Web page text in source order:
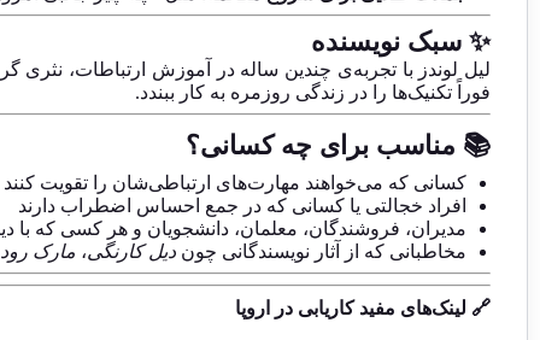
✨ سبک نویسنده
لیل لوندز با تجربه‌ی چندین ساله در آموزش ارتباطات، نثری
فوراً تکنیک‌ها را در زندگی روزمره به کار ببندد.
📚 مناسب برای چه کسانی؟
کسانی که می‌خواهند مهارت‌های ارتباطی‌شان را تقویت کنند
افراد خجالتی یا کسانی که در جمع احساس اضطراب دارند
مدیران، فروشندگان، معلمان، دانشجویان و هر کسی که با
مخاطبانی که از آثار نویسندگانی چون دیل کارنگی، مارک
🔗 لینک‌های مفید کاریابی در اروپا